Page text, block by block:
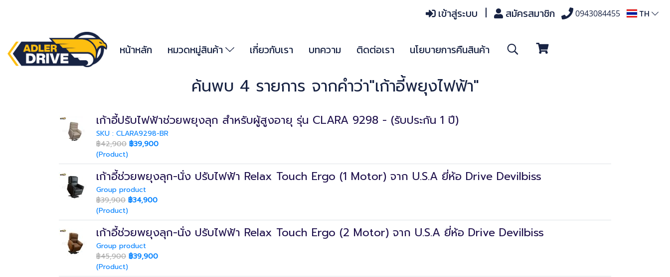
เข้าสู่ระบบ สมัครสมาชิก 0943084455 TH
หน้าหลัก หมวดหมู่สินค้า เกี่ยวกับเรา บทความ ติดต่อเรา นโยบายการคืนสินค้า
ค้นพบ 4 รายการ จากคำว่า"เก้าอี้พยุงไฟฟ้า"
เก้าอี้ปรับไฟฟ้าช่วยพยุงลุก สำหรับผู้สูงอายุ รุ่น CLARA 9298 - (รับประกัน 1 ปี)
SKU : CLARA9298-BR
฿42,900 ฿39,900
(Product)
เก้าอี้ช่วยพยุงลุก-นั่ง ปรับไฟฟ้า Relax Touch Ergo (1 Motor) จาก U.S.A ยี่ห้อ Drive Devilbiss
Group product
฿39,900 ฿34,900
(Product)
เก้าอี้ช่วยพยุงลุก-นั่ง ปรับไฟฟ้า Relax Touch Ergo (2 Motor) จาก U.S.A ยี่ห้อ Drive Devilbiss
Group product
฿45,900 ฿39,900
(Product)